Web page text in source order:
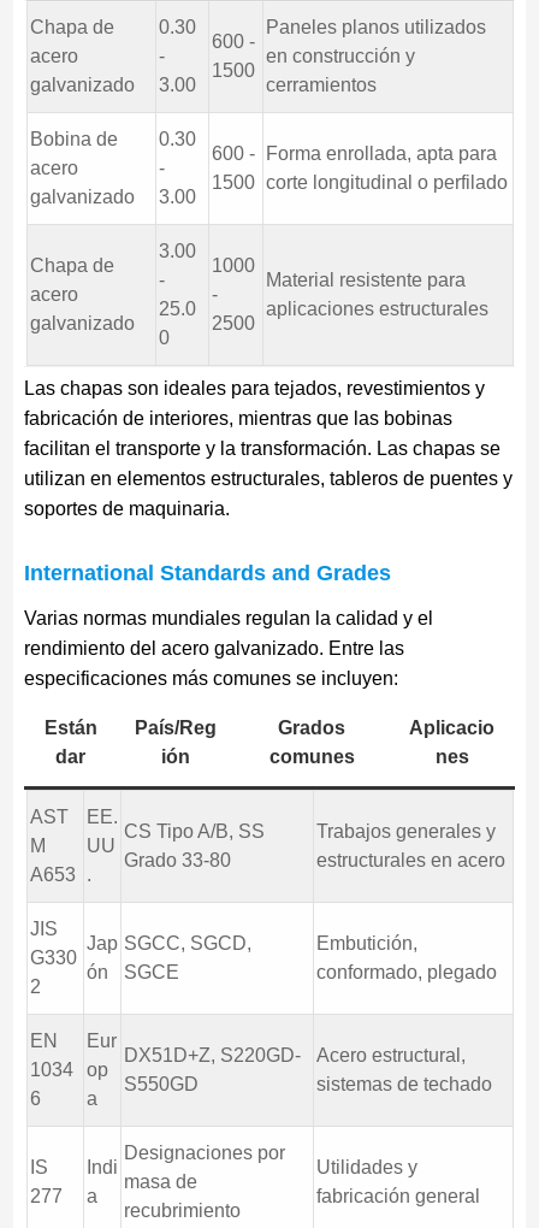
Chapa de
acero
galvanizado
0.30
-
3.00
600 -
1500
Paneles planos utilizados
en construcción y
cerramientos
Bobina de
acero
galvanizado
0.30
-
3.00
600 -
1500
Forma enrollada, apta para
corte longitudinal o perfilado
Chapa de
acero
galvanizado
3.00
-
25.0
0
1000
-
2500
Material resistente para
aplicaciones estructurales
Las chapas son ideales para tejados, revestimientos y
fabricación de interiores, mientras que las bobinas
facilitan el transporte y la transformación. Las chapas se
utilizan en elementos estructurales, tableros de puentes y
soportes de maquinaria.
International Standards and Grades
Varias normas mundiales regulan la calidad y el
rendimiento del acero galvanizado. Entre las
especificaciones más comunes se incluyen:
Están
dar
País/Reg
ión
Grados
comunes
Aplicacio
nes
AST
M
A653
EE.
UU
.
CS Tipo A/B, SS
Grado 33-80
Trabajos generales y
estructurales en acero
JIS
G330
2
Jap
ón
SGCC, SGCD,
SGCE
Embutición,
conformado, plegado
EN
1034
6
Eur
op
a
DX51D+Z, S220GD-
S550GD
Acero estructural,
sistemas de techado
IS
277
Indi
a
Designaciones por
masa de
recubrimiento
Utilidades y
fabricación general